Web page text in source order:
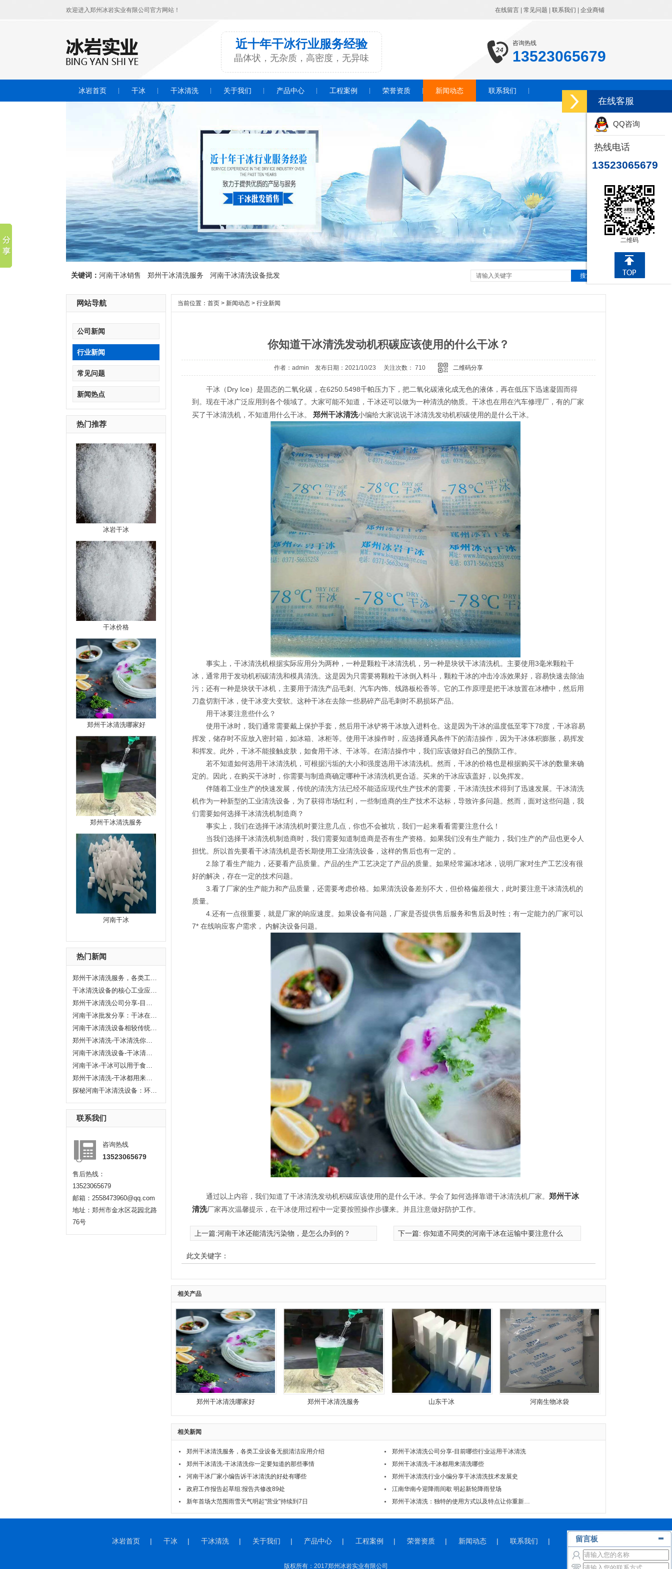
欢迎进入郑州冰岩实业有限公司官方网站！ 在线留言 常见问题 联系我们 企业商铺
近十年干冰行业服务经验
晶体状，无杂质，高密度，无异味
咨询热线
13523065679
冰岩首页 干冰 干冰清洗 关于我们 产品中心 工程案例 荣誉资质 新闻动态 联系我们
关键词： 河南干冰销售 郑州干冰清洗服务 河南干冰清洗设备批发 搜索
网站导航
公司新闻
行业新闻
常见问题
新闻热点
热门推荐
冰岩干冰
干冰价格
郑州干冰清洗哪家好
郑州干冰清洗服务
河南干冰
热门新闻
郑州干冰清洗服务，各类工业设备无损清洁应用介绍
干冰清洗设备的核心工业应用及行业优势
郑州干冰清洗公司分享-目前哪些行业运用干冰清洗
河南干冰批发分享：干冰在电力行业的作用有哪些
河南干冰清洗设备相较传统清洗方法的优势
郑州干冰清洗-干冰清洗你一定要知道的那些事情
河南干冰清洗设备-干冰清洗设备维护要点
河南干冰-干冰可以用于食品保鲜吗
郑州干冰清洗-干冰都用来清洗哪些
探秘河南干冰清洗设备：环保便捷的清洁利器
联系我们
咨询热线
13523065679
售后热线：
13523065679
邮箱：2558473960@qq.com
地址：郑州市金水区花园北路
76号
当前位置： 首页 > 新闻动态 > 行业新闻
你知道干冰清洗发动机积碳应该使用的什么干冰？
作者：admin 发布日期：2021/10/23 关注次数： 710 二维码分享
干冰（Dry Ice）是固态的二氧化碳，在6250.5498千帕压力下，把二氧化碳液化成无色的液体，再在低压下迅速凝固而得
到。现在干冰广泛应用到各个领域了。大家可能不知道，干冰还可以做为一种清洗的物质。干冰也在用在汽车修理厂，有的厂家
买了干冰清洗机，不知道用什么干冰。 郑州干冰清洗小编给大家说说干冰清洗发动机积碳使用的是什么干冰。
事实上，干冰清洗机根据实际应用分为两种，一种是颗粒干冰清洗机，另一种是块状干冰清洗机。主要使用3毫米颗粒干
冰，通常用于发动机积碳清洗和模具清洗。这是因为只需要将颗粒干冰倒入料斗，颗粒干冰的冲击冷冻效果好，容易快速去除油
污；还有一种是块状干冰机，主要用于清洗产品毛刺、汽车内饰、线路板松香等。它的工作原理是把干冰放置在冰槽中，然后用
刀盘切割干冰，使干冰变大变软。这种干冰在去除一些易碎产品毛刺时不易损坏产品。
用干冰要注意些什么？
使用干冰时，我们通常需要戴上保护手套，然后用干冰铲将干冰放入进料仓。这是因为干冰的温度低至零下78度，干冰容易
挥发，储存时不应放入密封箱，如冰箱、冰柜等。使用干冰操作时，应选择通风条件下的清洁操作，因为干冰体积膨胀，易挥发
和挥发。此外，干冰不能接触皮肤，如食用干冰、干冰等。在清洁操作中，我们应该做好自己的预防工作。
若不知道如何选用干冰清洗机，可根据污垢的大小和强度选用干冰清洗机。然而，干冰的价格也是根据购买干冰的数量来确
定的。因此，在购买干冰时，你需要与制造商确定哪种干冰清洗机更合适。买来的干冰应该盖好，以免挥发。
伴随着工业生产的快速发展，传统的清洗方法已经不能适应现代生产技术的需要，干冰清洗技术得到了迅速发展。干冰清洗
机作为一种新型的工业清洗设备，为了获得市场红利，一些制造商的生产技术不达标，导致许多问题。然而，面对这些问题，我
们需要如何选择干冰清洗机制造商？
事实上，我们在选择干冰清洗机时要注意几点，你也不会被坑，我们一起来看看需要注意什么！
当我们选择干冰清洗机制造商时，我们需要知道制造商是否有生产资格。如果我们没有生产能力，我们生产的产品也更令人
担忧。所以首先要看干冰清洗机是否长期使用工业清洗设备，这样的售后也有一定的 。
2.除了看生产能力，还要看产品质量。产品的生产工艺决定了产品的质量。如果经常漏冰堵冰，说明厂家对生产工艺没有很
好的解决，存在一定的技术问题。
3.看了厂家的生产能力和产品质量，还需要考虑价格。如果清洗设备差别不大，但价格偏差很大，此时要注意干冰清洗机的
质量。
4.还有一点很重要，就是厂家的响应速度。如果设备有问题，厂家是否提供售后服务和售后及时性；有一定能力的厂家可以
7* 在线响应客户需求， 内解决设备问题。
通过以上内容，我们知道了干冰清洗发动机积碳应该使用的是什么干冰。学会了如何选择靠谱干冰清洗机厂家。 郑州干冰
清洗厂家再次温馨提示，在干冰使用过程中一定要按照操作步骤来。并且注意做好防护工作。
上一篇:河南干冰还能清洗污染物，是怎么办到的？ 下一篇: 你知道不同类的河南干冰在运输中要注意什么
此文关键字：
相关产品
郑州干冰清洗哪家好 郑州干冰清洗服务 山东干冰 河南生物冰袋
相关新闻
郑州干冰清洗服务，各类工业设备无损清洁应用介绍
郑州干冰清洗公司分享-目前哪些行业运用干冰清洗
郑州干冰清洗-干冰清洗你一定要知道的那些事情
郑州干冰清洗-干冰都用来清洗哪些
河南干冰厂家小编告诉干冰清洗的好处有哪些
郑州干冰清洗行业小编分享干冰清洗技术发展史
政府工作报告起草组:报告共修改89处
江南华南今迎降雨间歇 明起新轮降雨登场
新年首场大范围雨雪天气明起"营业"持续到7日
郑州干冰清洗：独特的使用方式以及特点让你重新认识干冰
冰岩首页 | 干冰 | 干冰清洗 | 关于我们 | 产品中心 | 工程案例 | 荣誉资质 | 新闻动态 | 联系我们 |
版权所有：2017郑州冰岩实业有限公司
在线客服
QQ咨询
热线电话
13523065679
二维码